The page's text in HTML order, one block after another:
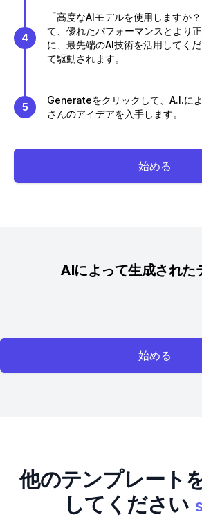
4
「高度なAIモデルを使用しますか
て、優れたパフォーマンスとより
に、最先端のAI技術を活用してく
て駆動されます。
5
Generateをクリックして、A.I.に
さんのアイデアを入手します。
始める
AIによって生成された
始める
他のテンプレート
してください